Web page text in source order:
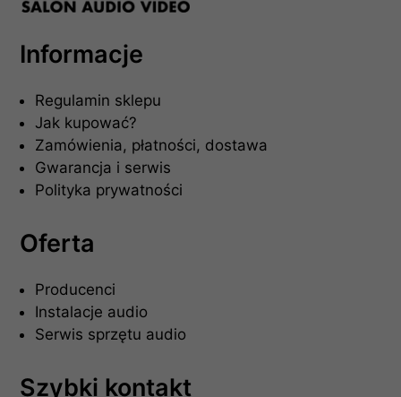
Informacje
Regulamin sklepu
Jak kupować?
Zamówienia, płatności, dostawa
Gwarancja i serwis
Polityka prywatności
Oferta
Producenci
Instalacje audio
Serwis sprzętu audio
Szybki kontakt